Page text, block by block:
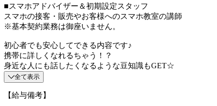
■スマホアドバイザー＆初期設定スタッフ
スマホの接客・販売やお客様へのスマホ教室の講師
※基本契約業務は御座いません。
初心者でも安心してできる内容です♪
携帯に詳しくなれるちゃう！？
身近な人にも話したくなるような豆知識もGET☆
全て表示
【給与備考】